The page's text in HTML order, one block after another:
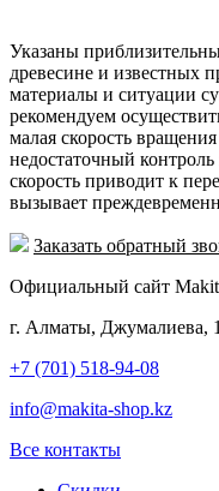
Указаны
древесине и известных
материалы и ситуации
рекомендуем
малая скорость
недостаточный
скорость приводит к
вызывает
Заказать обратный
Официальный сайт
г. Алматы, Джумалиева,
+7 (701) 518-94-08
info@makita-shop.kz
Все контакты